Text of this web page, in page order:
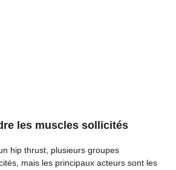
les muscles sollicités
hip thrust, plusieurs groupes
mais les principaux acteurs sont les